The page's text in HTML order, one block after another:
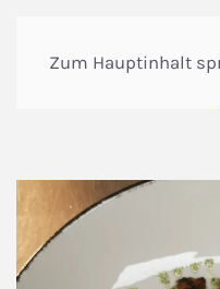
Zum Hauptinhalt